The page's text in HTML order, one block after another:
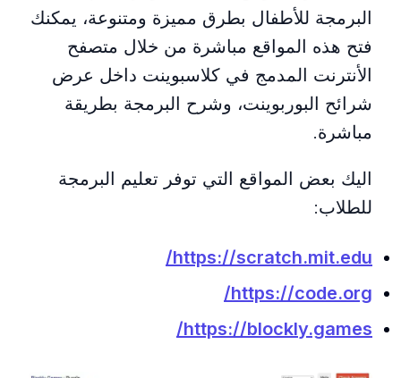
البرمجة للأطفال بطرق مميزة ومتنوعة، يمكنك
فتح هذه المواقع مباشرة من خلال متصفح
الأنترنت المدمج في كلاسبوينت داخل عرض
شرائح البوربوينت، وشرح البرمجة بطريقة
مباشرة.
اليك بعض المواقع التي توفر تعليم البرمجة
للطلاب:
https://scratch.mit.edu/
https://code.org/
https://blockly.games/